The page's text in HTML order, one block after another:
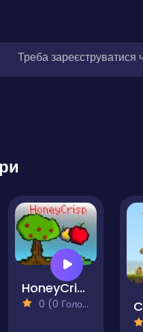
Треба зареєструватися
HoneyCrisp
0 (0 Голосів)